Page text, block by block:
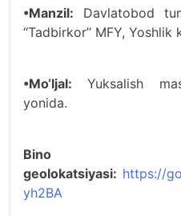
•Manzil: Davlatobod
‘‘Tadbirkor’’ MFY,
•Mo‘ljal: Yuksalish
yonida.
Bino
geolokatsiyasi: https://
yh2BA